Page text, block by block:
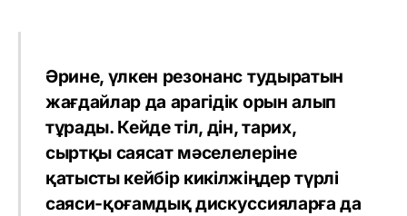
Әрине, үлкен резонанс тудыратын
жағдайлар да арагідік орын алып
тұрады. Кейде тіл, дін, тарих,
сыртқы саясат мәселелеріне
қатысты кейбір кикілжіңдер түрлі
саяси-қоғамдық дискуссияларға да